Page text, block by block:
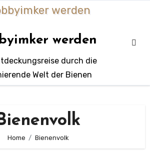
werden
durch die
Welt der Bienen
Home Bienenvolk